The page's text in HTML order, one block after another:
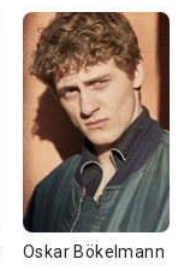
Oskar Bökelmann